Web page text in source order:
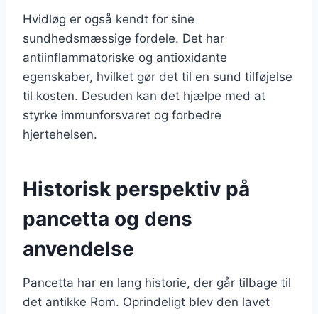
Hvidløg er også kendt for sine
sundhedsmæssige fordele. Det har
antiinflammatoriske og antioxidante
egenskaber, hvilket gør det til en sund tilføjelse
til kosten. Desuden kan det hjælpe med at
styrke immunforsvaret og forbedre
hjertehelsen.
Historisk perspektiv på
pancetta og dens
anvendelse
Pancetta har en lang historie, der går tilbage til
det antikke Rom. Oprindeligt blev den lavet